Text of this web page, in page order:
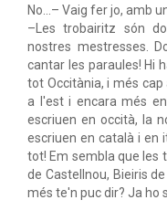
No...– Vaig fer jo, amb
–Les trobairitz són
nostres mestresses.
cantar les paraules! Hi
tot Occitània, i més
a l'est i encara més
escriuen en occità, la
escriuen en català i en
tot! Em sembla que les
de Castellnou, Bieiris
més te'n puc dir? Ja ho